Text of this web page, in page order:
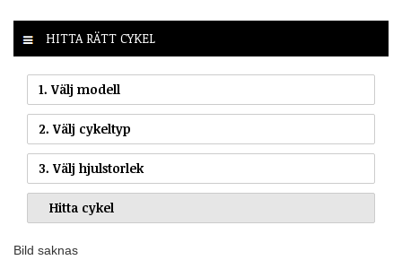
HITTA RÄTT CYKEL
1. Välj modell
2. Välj cykeltyp
3. Välj hjulstorlek
Bild saknas